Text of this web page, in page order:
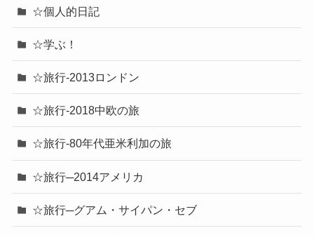
☆個人的日記
☆学ぶ！
☆旅行-2013ロンドン
☆旅行-2018中欧の旅
☆旅行-80年代亜米利加の旅
☆旅行─2014アメリカ
☆旅行─グアム・サイパン・セブ